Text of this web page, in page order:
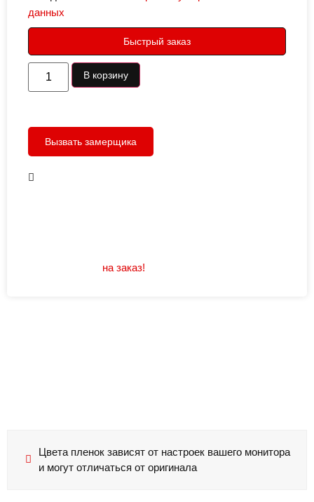
данных
Быстрый заказ
В корзину
Вызвать замерщика
на заказ!
Цвета пленок зависят от настроек вашего монитора
и могут отличаться от оригинала